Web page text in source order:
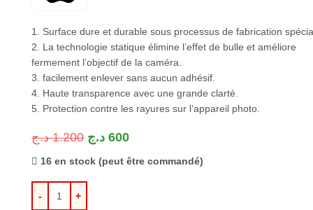
1. Surface dure et durable sous processus de fabrication
2. La technologie statique élimine l’effet de bulle et améliore
fermement l’objectif de la caméra.
3. facilement enlever sans aucun adhésif.
4. Haute transparence avec une grande clarté.
5. Protection contre les rayures sur l’appareil photo.
1.200 د.ج 600 د.ج
16 en stock (peut être commandé)